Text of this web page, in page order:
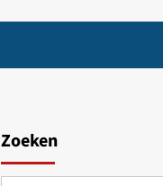
Zoeken